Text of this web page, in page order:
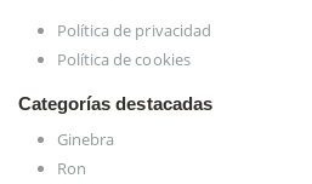
Política de privacidad
Política de cookies
Categorías destacadas
Ginebra
Ron